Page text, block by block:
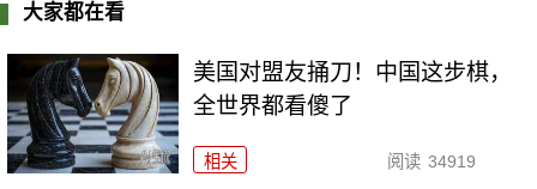
大家都在看
美国对盟友捅刀！中国这步棋，
全世界都看傻了
相关 阅读 34919